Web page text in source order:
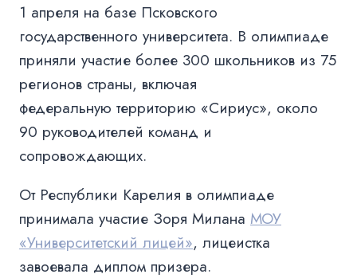
1 апреля на базе Псковского
государственного университета. В олимпиаде
приняли участие более 300 школьников из 75
регионов страны, включая
федеральную территорию «Сириус», около
90 руководителей команд и
сопровождающих.
От Республики Карелия в олимпиаде
принимала участие Зоря Милана МОУ
«Университетский лицей», лицеистка
завоевала диплом призера.